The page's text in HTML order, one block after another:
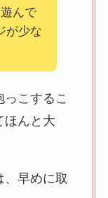
んで
が少な
こするこ
ほんと大
、早めに取